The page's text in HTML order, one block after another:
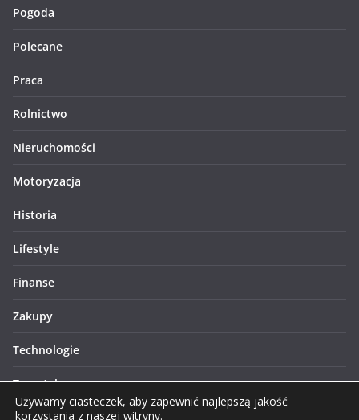
Pogoda
Polecane
Praca
Rolnictwo
Nieruchomości
Motoryzacja
Historia
Lifestyle
Finanse
Zakupy
Technologie
Turystyka
Używamy ciasteczek, aby zapewnić najlepszą jakość
korzystania z naszej witryny.